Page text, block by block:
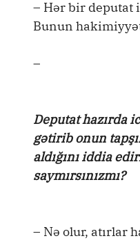
– Hər bir deputat
Bunun
–
Deputat hazırda
gətirib onun
aldığını iddia
saymırsınızmı?
– Nə olur, atırlar